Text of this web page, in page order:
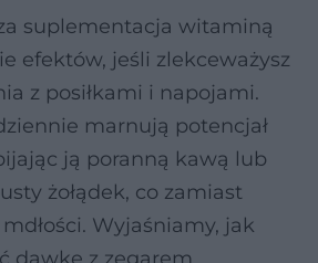
suplementacja witaminą
efektów, jeśli zlekceważysz
z posiłkami i napojami.
marnują potencjał
ją poranną kawą lub
żołądek, co zamiast
Wyjaśniamy, jak